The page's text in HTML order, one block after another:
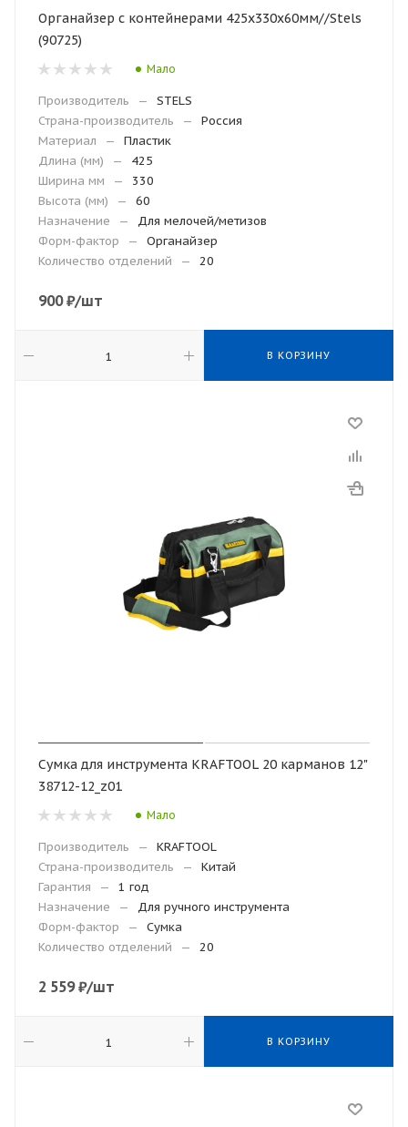
Органайзер с контейнерами 425х330х60мм//Stels
(90725)
Мало
Производитель —
STELS
Страна-производитель
—
Россия
Материал
—
Пластик
Длина (мм)
—
425
Ширина мм
—
330
Высота (мм)
—
60
Назначение
—
Для мелочей/метизов
Форм-фактор
—
Органайзер
Количество отделений
— 20
900₽/шт
В КОРЗИНУ
Сумка для инструмента KRAFTOOL 20 карманов 12"
38712-12_z01
Мало
Производитель —
KRAFTOOL
Страна-производитель
—
Китай
Гарантия
—
1 год
Назначение
—
Для ручного инструмента
Форм-фактор
—
Сумка
Количество отделений
— 20
2 559₽/шт
В КОРЗИНУ